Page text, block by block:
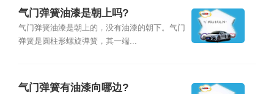
气门弹簧油漆是朝上吗?
气门弹簧油漆是朝上的，没有油漆的朝下。气门
弹簧是圆柱形螺旋弹簧，其一端...
气门弹簧有油漆向哪边?